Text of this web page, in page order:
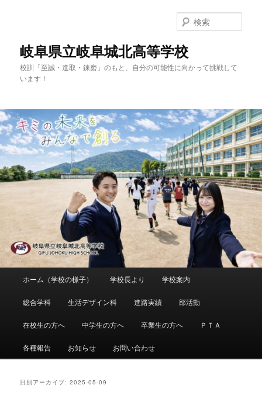
岐阜県立岐阜城北高等学校
校訓「至誠・進取・錬磨」のもと、自分の可能性に向かって挑戦して
います！
索
メ
イ
ン
ン
サ
ブ
コ
テ
ホーム（学校の様子） 学校長より 学校案内
総合学科 生活デザイン科 進路実績 部活動
在校生の方へ 中学生の方へ 卒業生の方へ ＰＴＡ
各種報告 お知らせ お問い合わせ
日別アーカイブ:2025-05-09